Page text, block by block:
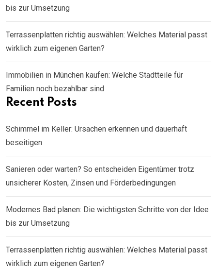
bis zur Umsetzung
Terrassenplatten richtig auswählen: Welches Material passt
wirklich zum eigenen Garten?
Immobilien in München kaufen: Welche Stadtteile für
Familien noch bezahlbar sind
Recent Posts
Schimmel im Keller: Ursachen erkennen und dauerhaft
beseitigen
Sanieren oder warten? So entscheiden Eigentümer trotz
unsicherer Kosten, Zinsen und Förderbedingungen
Modernes Bad planen: Die wichtigsten Schritte von der Idee
bis zur Umsetzung
Terrassenplatten richtig auswählen: Welches Material passt
wirklich zum eigenen Garten?